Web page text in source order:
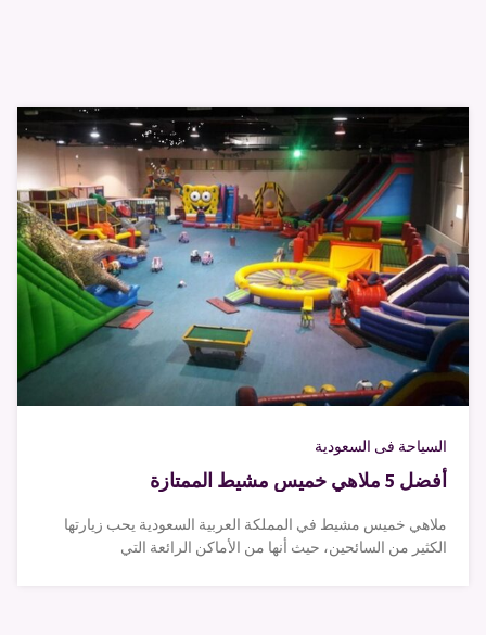
السياحة فى السعودية
أفضل 5 ملاهي خميس مشيط الممتازة
ملاهي خميس مشيط في المملكة العربية السعودية يحب زيارتها
الكثير من السائحين، حيث أنها من الأماكن الرائعة التي